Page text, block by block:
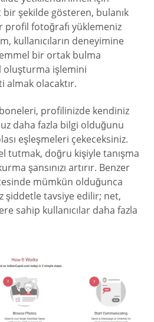
bir şekilde gösteren, bulanık
profil fotoğrafı yüklemeniz
kullanıcıların deneyimine
bir ortak bulma
oluşturma işlemini
almak olacaktır.
profilinizde kendiniz
daha fazla bilgi olduğunu
eşleşmeleri çekeceksiniz.
tutmak, doğru kişiyle tanışma
şansınızı artırır. Benzer
mümkün olduğunca
şiddetle tavsiye edilir; net,
sahip kullanıcılar daha fazla